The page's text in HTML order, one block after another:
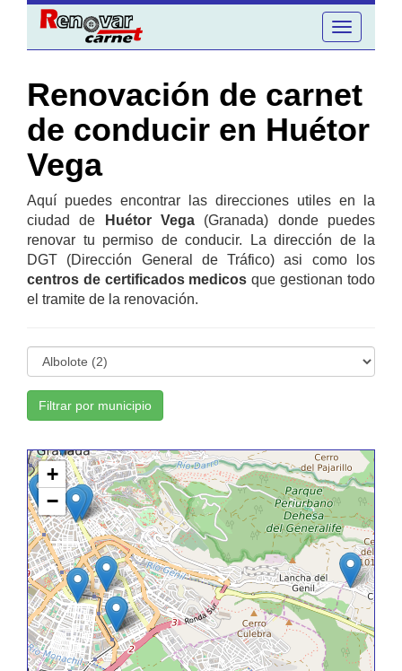
Toggle
navigation
Renovación de carnet
de conducir en Huétor
Vega
Aquí puedes encontrar las direcciones utiles en la
ciudad de
Huétor Vega (Granada) donde puedes
renovar tu permiso de conducir. La dirección de la
DGT (Dirección General de Tráfico) asi como los
centros de certificados medicos que gestionan todo
el tramite de la renovación.
Filtrar por municipio
+
−